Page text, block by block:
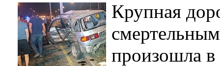
Крупная
произошла